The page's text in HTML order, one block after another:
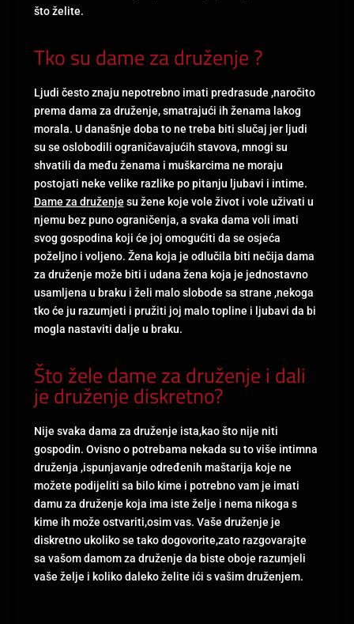
što želite.
Tko su dame za druženje ?
Ljudi često znaju nepotrebno imati predrasude ,naročito
prema dama za druženje, smatrajući ih ženama lakog
morala. U današnje doba to ne treba biti slučaj jer ljudi
su se oslobodili ograničavajućih stavova, mnogi su
shvatili da među ženama i muškarcima ne moraju
postojati neke velike razlike po pitanju ljubavi i intime.
Dame za druženje su žene koje vole život i vole uživati u
njemu bez puno ograničenja, a svaka dama voli imati
svog gospodina koji će joj omogućiti da se osjeća
poželjno i voljeno. Žena koja je odlučila biti nečija dama
za druženje može biti i udana žena koja je jednostavno
usamljena u braku i želi malo slobode sa strane ,nekoga
tko će ju razumjeti i pružiti joj malo topline i ljubavi da bi
mogla nastaviti dalje u braku.
Što žele dame za druženje i dali
je druženje diskretno?
Nije svaka dama za druženje ista,kao što nije niti
gospodin. Ovisno o potrebama nekada su to više intimna
druženja ,ispunjavanje određenih maštarija koje ne
možete podijeliti sa bilo kime i potrebno vam je imati
damu za druženje koja ima iste želje i nema nikoga s
kime ih može ostvariti,osim vas. Vaše druženje je
diskretno ukoliko se tako dogovorite,zato razgovarajte
sa vašom damom za druženje da biste oboje razumjeli
vaše želje i koliko daleko želite ići s vašim druženjem.